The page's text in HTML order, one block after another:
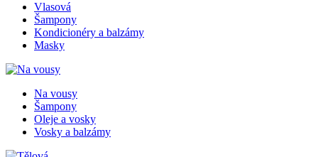
Vlasová
Šampony
Kondicionéry a balzámy
Masky
Na vousy
Šampony
Oleje a vosky
Vosky a balzámy